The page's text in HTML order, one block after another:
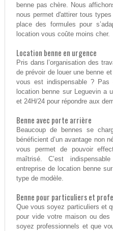
benne pas chère. Nous
nous permet d'attirer tous
place des formules pour
location vous coûte moins cher.
Location benne en urgence
Pris dans l’organisation des
de prévoir de louer une benne
vous est indispensable ? Pas
location benne sur Leguevin a
et 24H/24 pour répondre aux
Benne avec porte arrière
Beaucoup de bennes se
bénéficient d’un avantage non
vous permet de pouvoir
maîtrisé. C’est
entreprise de location benne
type de modèle.
Benne pour particuliers et
Que vous soyez particuliers et
pour vide votre maison ou
soyez professionnels et que